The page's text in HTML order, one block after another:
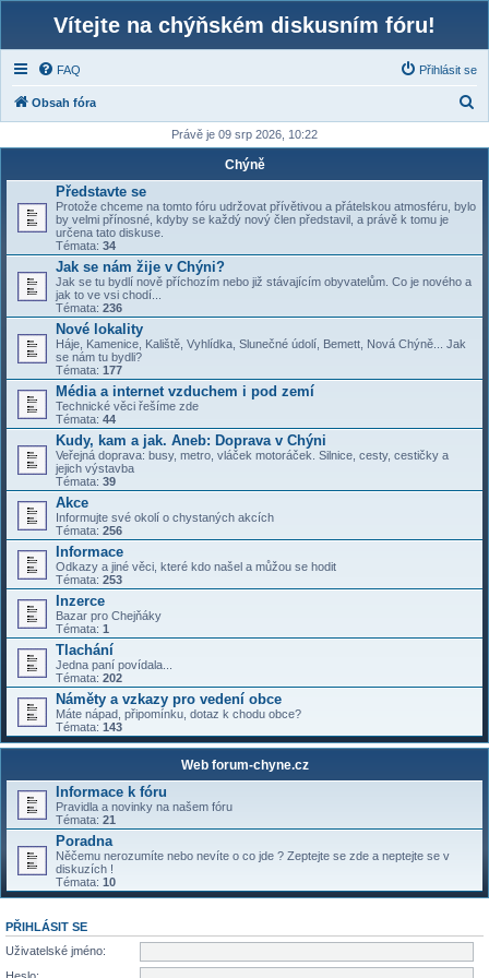
Vítejte na chýňském diskusním fóru!
FAQ Přihlásit se
Obsah fóra
d
Právě je 09 srp 2026, 10:22
Chýně
Představte se
Protože chceme na tomto fóru udržovat přívětivou a přátelskou atmosféru, bylo
by velmi přínosné, kdyby se každý nový člen představil, a právě k tomu je
určena tato diskuse.
Témata: 34
Jak se nám žije v Chýni?
Jak se tu bydlí nově příchozím nebo již stávajícím obyvatelům. Co je nového a
jak to ve vsi chodí...
Témata: 236
Nové lokality
Háje, Kamenice, Kaliště, Vyhlídka, Slunečné údolí, Bemett, Nová Chýně... Jak
se nám tu bydli?
Témata: 177
Média a internet vzduchem i pod zemí
Technické věci řešíme zde
Témata: 44
Kudy, kam a jak. Aneb: Doprava v Chýni
Veřejná doprava: busy, metro, vláček motoráček. Silnice, cesty, cestičky a
jejich výstavba
Témata: 39
Akce
Informujte své okolí o chystaných akcích
Témata: 256
Informace
Odkazy a jiné věci, které kdo našel a můžou se hodit
Témata: 253
Inzerce
Bazar pro Chejňáky
Témata: 1
Tlachání
Jedna paní povídala...
Témata: 202
Náměty a vzkazy pro vedení obce
Máte nápad, připomínku, dotaz k chodu obce?
Témata: 143
Web forum-chyne.cz
Informace k fóru
Pravidla a novinky na našem fóru
Témata: 21
Poradna
Něčemu nerozumíte nebo nevíte o co jde ? Zeptejte se zde a neptejte se v
diskuzích !
Témata: 10
PŘIHLÁSIT SE
Uživatelské jméno: